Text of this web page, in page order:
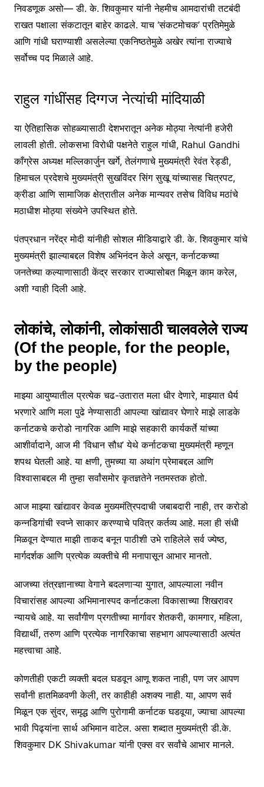
निवडणूक असो— डी. के. शिवकुमार यांनी नेहमीच आमदारांची तटबंदी
राखत पक्षाला संकटातून बाहेर काढले. याच ‘संकटमोचक’ प्रतिमेमुळे
आणि गांधी घराण्याशी असलेल्या एकनिष्ठतेमुळे अखेर त्यांना राज्याचे
सर्वोच्च पद मिळाले आहे.
राहुल गांधींसह दिग्गज नेत्यांची मांदियाळी
या ऐतिहासिक सोहळ्यासाठी देशभरातून अनेक मोठ्या नेत्यांनी हजेरी
लावली होती. लोकसभा विरोधी पक्षनेते राहुल गांधी, Rahul Gandhi
काँग्रेस अध्यक्ष मल्लिकार्जुन खर्गे, तेलंगणाचे मुख्यमंत्री रेवंत रेड्डी,
हिमाचल प्रदेशचे मुख्यमंत्री सुखविंदर सिंग सुखू यांच्यासह चित्रपट,
क्रीडा आणि सामाजिक क्षेत्रातील अनेक मान्यवर तसेच विविध मठांचे
मठाधीश मोठ्या संख्येने उपस्थित होते.
पंतप्रधान नरेंद्र मोदी यांनीही सोशल मीडियाद्वारे डी. के. शिवकुमार यांचे
मुख्यमंत्री झाल्याबद्दल विशेष अभिनंदन केले असून, कर्नाटकच्या
जनतेच्या कल्याणासाठी केंद्र सरकार राज्यासोबत मिळून काम करेल,
अशी ग्वाही दिली आहे.
लोकांचे, लोकांनी, लोकांसाठी चालवलेले राज्य
(Of the people, for the people,
by the people)
माझ्या आयुष्यातील प्रत्येक चढ-उतारात मला धीर देणारे, माझ्यात धैर्य
भरणारे आणि मला पुढे नेण्यासाठी आपल्या खांद्यावर घेणारे माझे लाडके
कर्नाटकचे करोडो नागरिक आणि माझे सहकारी कार्यकर्ते यांच्या
आशीर्वादाने, आज मी ‘विधान सौध’ येथे कर्नाटकचा मुख्यमंत्री म्हणून
शपथ घेतली आहे. या क्षणी, तुमच्या या अथांग प्रेमाबद्दल आणि
विश्वासाबद्दल मी तुम्हा सर्वांसमोर कृतज्ञतेने नतमस्तक होतो.
आज माझ्या खांद्यावर केवळ मुख्यमंत्रिपदाची जबाबदारी नाही, तर करोडो
कन्नडिगांची स्वप्ने साकार करण्याचे पवित्र कर्तव्य आहे. मला ही संधी
मिळवून देण्यात माझी ताकद बनून पाठीशी उभे राहिलेले सर्व ज्येष्ठ,
मार्गदर्शक आणि प्रत्येक व्यक्तीचे मी मनापासून आभार मानतो.
आजच्या तंत्रज्ञानाच्या वेगाने बदलणाऱ्या युगात, आपल्याला नवीन
विचारांसह आपल्या अभिमानास्पद कर्नाटकला विकासाच्या शिखरावर
न्यायचे आहे. या सर्वांगीण प्रगतीच्या मार्गावर शेतकरी, कामगार, महिला,
विद्यार्थी, तरुण आणि प्रत्येक नागरिकाचा सहभाग आपल्यासाठी अत्यंत
महत्त्वाचा आहे.
कोणतीही एकटी व्यक्ती बदल घडवून आणू शकत नाही, पण जर आपण
सर्वांनी हातमिळवणी केली, तर काहीही अशक्य नाही. या, आपण सर्व
मिळून एक सुंदर, समृद्ध आणि पुरोगामी कर्नाटक घडवूया, ज्याचा आपल्या
भावी पिढ्यांना सार्थ अभिमान वाटेल. असा शब्दात मुख्यमंत्री डी.के.
शिवकुमार DK Shivakumar यांनी एक्स वर सर्वांचे आभार मानले.